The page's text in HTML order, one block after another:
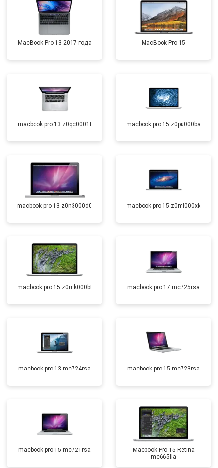
MacBook Pro 13 2017 года MacBook Pro 15
macbook pro 13 z0qc0001t macbook pro 15 z0pu000ba
macbook pro 13 z0n3000d0 macbook pro 15 z0ml000xk
macbook pro 15 z0mk000bt macbook pro 17 mc725rsa
macbook pro 13 mc724rsa macbook pro 15 mc723rsa
macbook pro 15 mc721rsa
Macbook Pro 15 Retina
mc665lla